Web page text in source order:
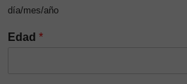
día/mes/año
Edad *